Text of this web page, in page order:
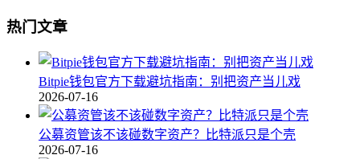
热门文章
Bitpie钱包官方下载避坑指南：别把资产当儿戏
2026-07-16
公募资管该不该碰数字资产？比特派只是个壳
2026-07-16